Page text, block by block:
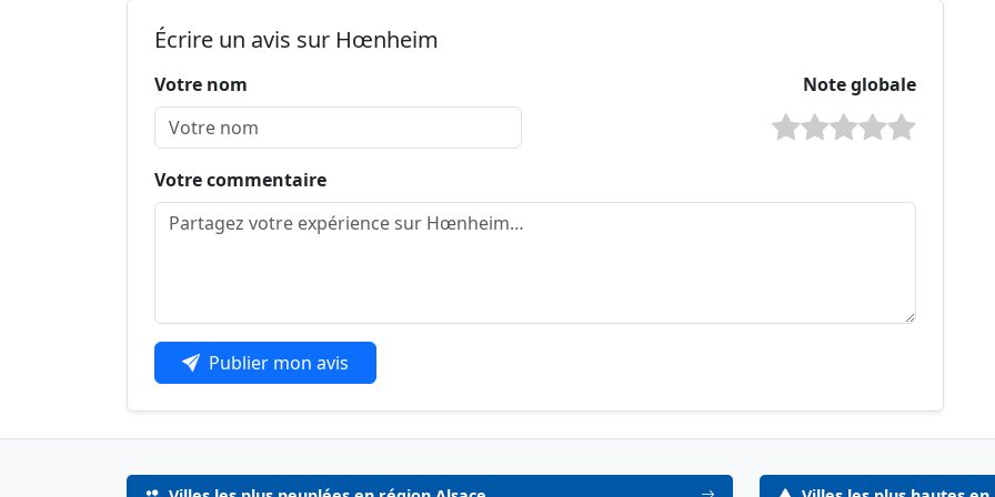
Écrire un avis sur Hœnheim
Votre nom Note globale
Votre commentaire
Publier mon avis